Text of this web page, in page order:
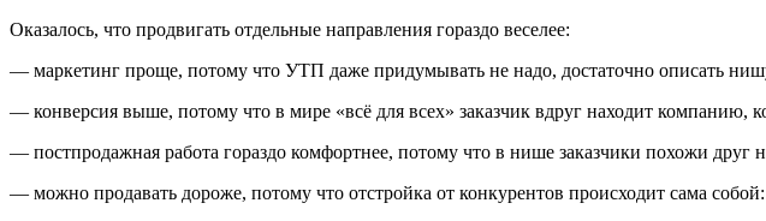
Оказалось, что продвигать отдельные направления гораздо веселее:
— маркетинг проще, потому что УТП даже придумывать не надо, достаточно описать
— конверсия выше, потому что в мире «всё для всех» заказчик вдруг находит компанию,
— постпродажная работа гораздо комфортнее, потому что в нише заказчики похожи друг
— можно продавать дороже, потому что отстройка от конкурентов происходит сама